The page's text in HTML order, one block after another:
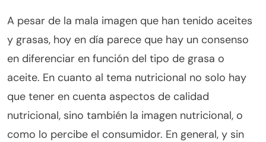
A pesar de la mala imagen que han tenido aceites
y grasas, hoy en día parece que hay un consenso
en diferenciar en función del tipo de grasa o
aceite. En cuanto al tema nutricional no solo hay
que tener en cuenta aspectos de calidad
nutricional, sino también la imagen nutricional, o
como lo percibe el consumidor. En general, y sin